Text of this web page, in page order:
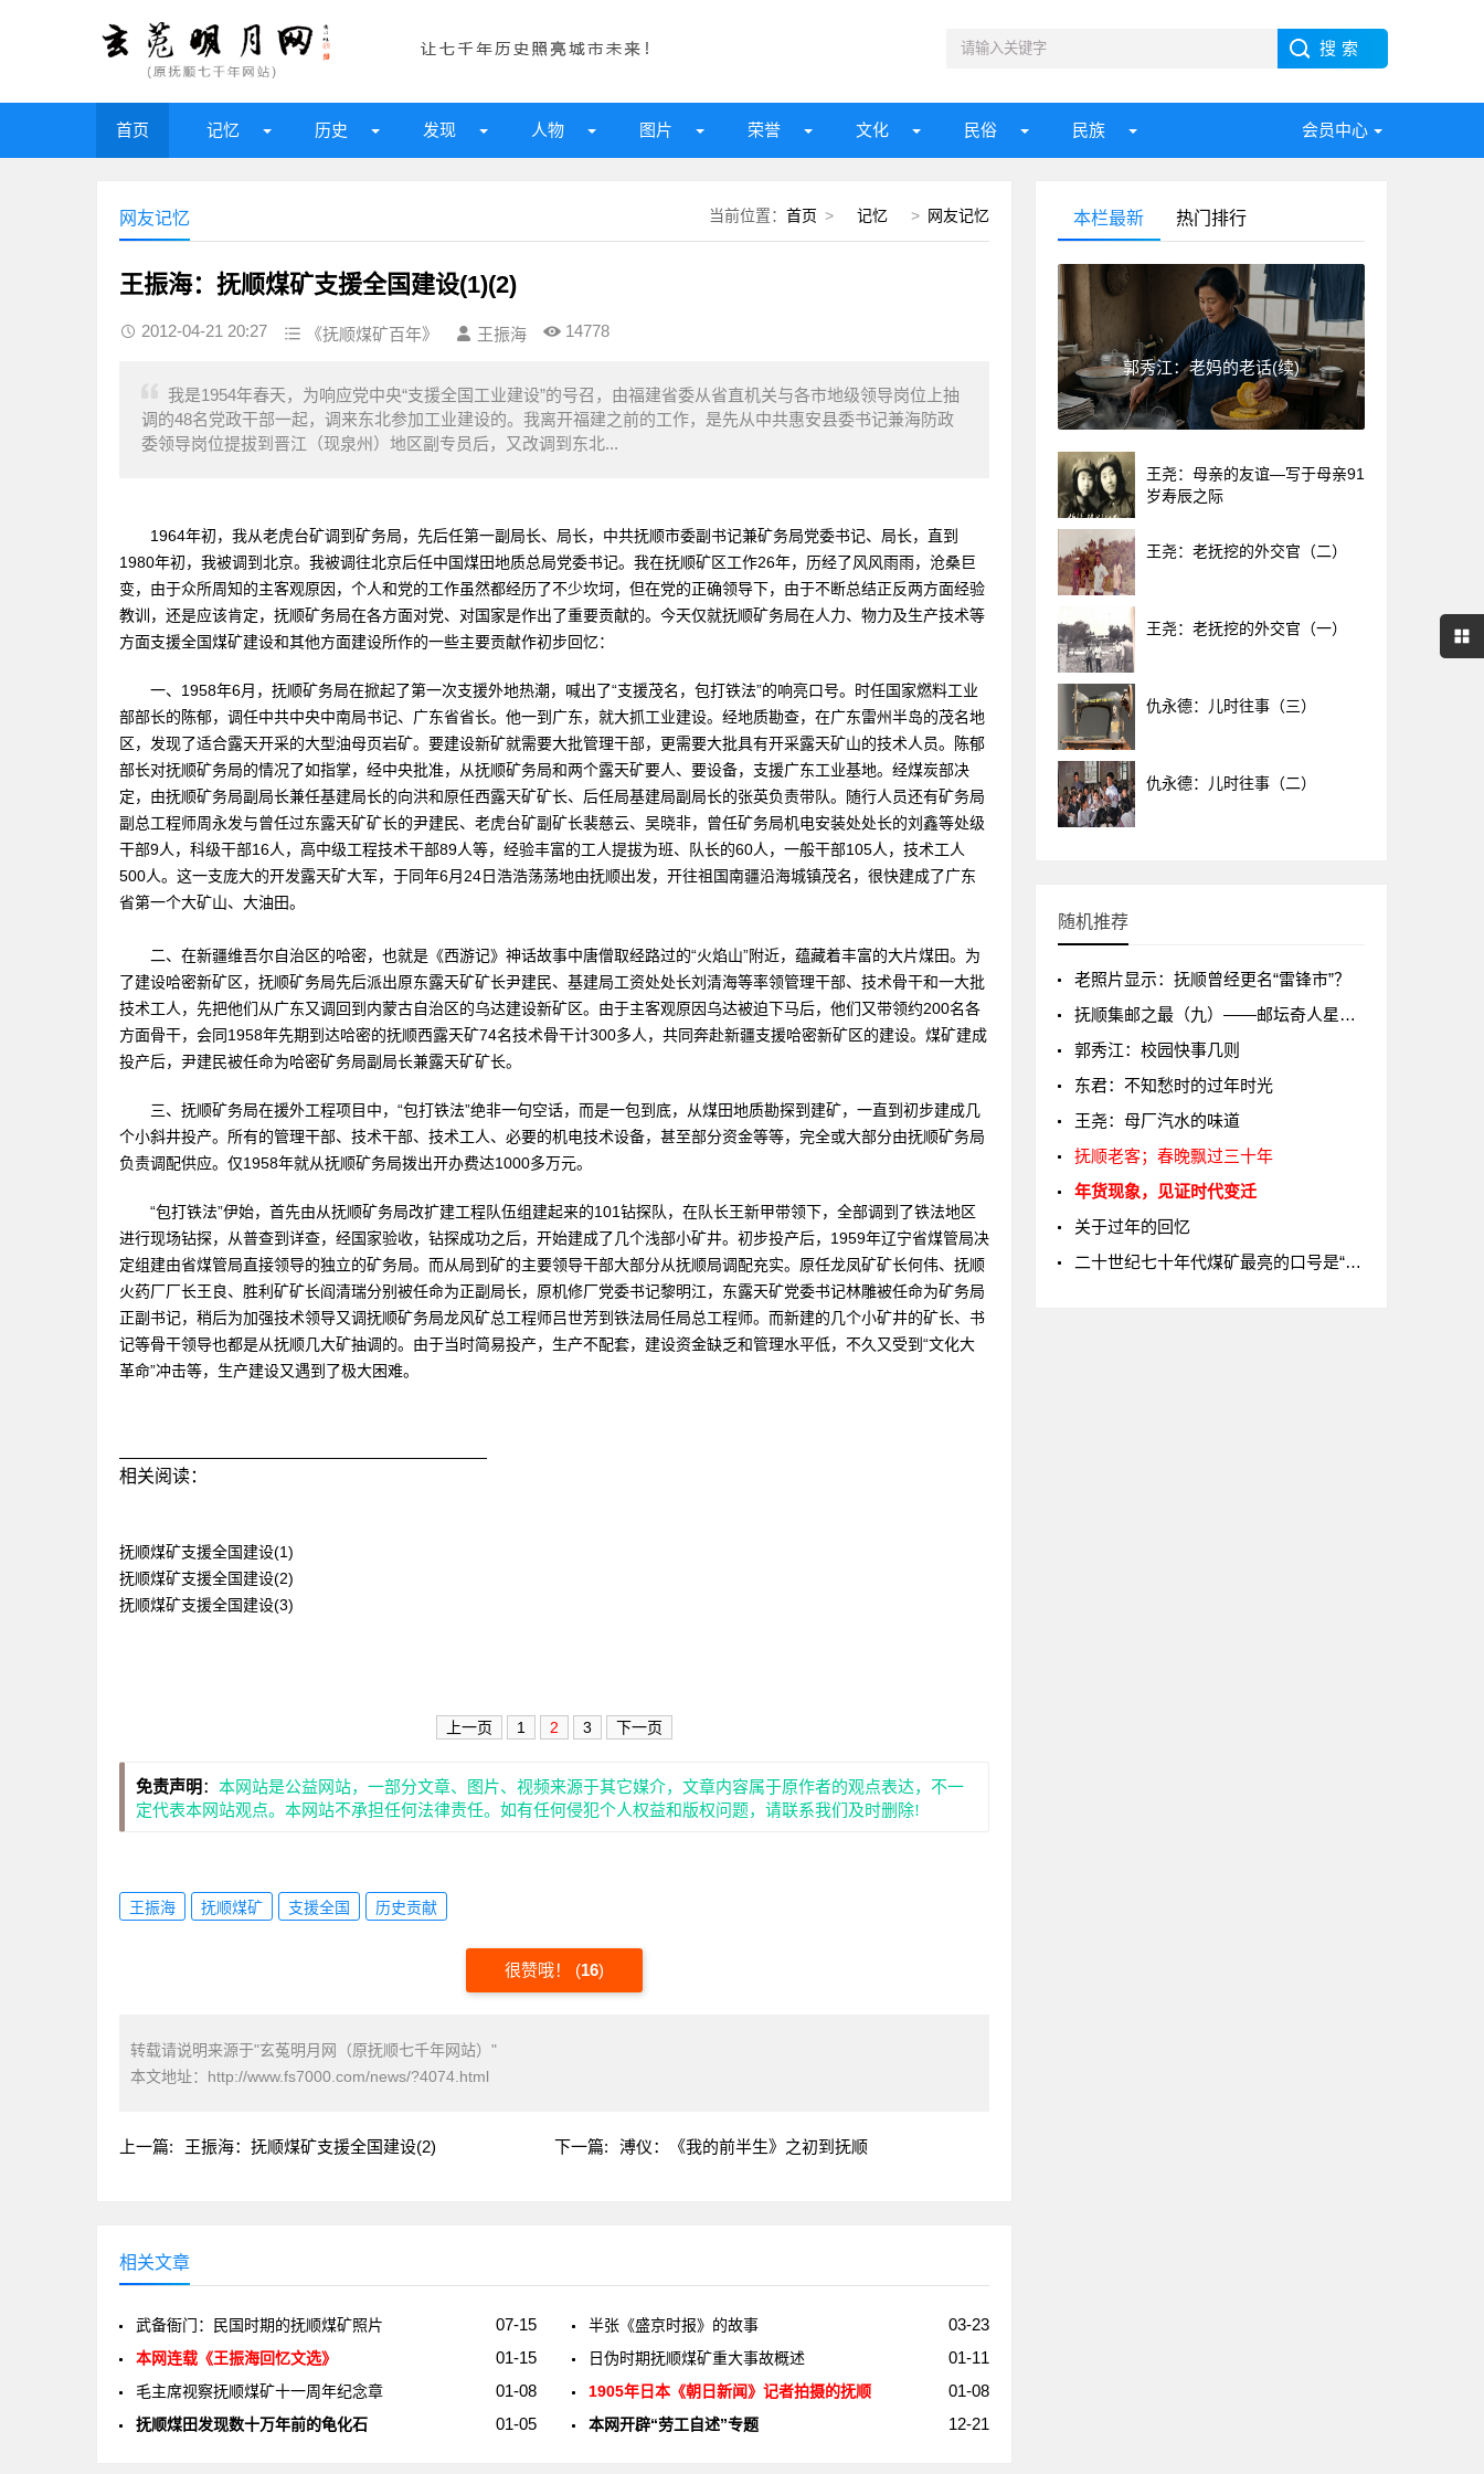
首页 记忆 历史 发现 人物 图片 荣誉 文化 民俗 民族 会员中心
当前位置： 首页 > 记忆 > 网友记忆
网友记忆
王振海：抚顺煤矿支援全国建设(1)(2)
2012-04-21 20:27 《抚顺煤矿百年》 王振海 14778
我是1954年春天，为响应党中央“支援全国工业建设”的号召，由福建省委从省直机关与各市地级领导岗位上抽
调的48名党政干部一起，调来东北参加工业建设的。我离开福建之前的工作，是先从中共惠安县委书记兼海防政
委领导岗位提拔到晋江（现泉州）地区副专员后，又改调到东北...
1964年初，我从老虎台矿调到矿务局，先后任第一副局长、局长，中共抚顺市委副书记兼矿务局党委书记、局长，直到
1980年初，我被调到北京。我被调往北京后任中国煤田地质总局党委书记。我在抚顺矿区工作26年，历经了风风雨雨，沧桑巨
变，由于众所周知的主客观原因，个人和党的工作虽然都经历了不少坎坷，但在党的正确领导下，由于不断总结正反两方面经验
教训，还是应该肯定，抚顺矿务局在各方面对党、对国家是作出了重要贡献的。今天仅就抚顺矿务局在人力、物力及生产技术等
方面支援全国煤矿建设和其他方面建设所作的一些主要贡献作初步回忆：
一、1958年6月，抚顺矿务局在掀起了第一次支援外地热潮，喊出了“支援茂名，包打铁法”的响亮口号。时任国家燃料工业
部部长的陈郁，调任中共中央中南局书记、广东省省长。他一到广东，就大抓工业建设。经地质勘查，在广东雷州半岛的茂名地
区，发现了适合露天开采的大型油母页岩矿。要建设新矿就需要大批管理干部，更需要大批具有开采露天矿山的技术人员。陈郁
部长对抚顺矿务局的情况了如指掌，经中央批准，从抚顺矿务局和两个露天矿要人、要设备，支援广东工业基地。经煤炭部决
定，由抚顺矿务局副局长兼任基建局长的向洪和原任西露天矿矿长、后任局基建局副局长的张英负责带队。随行人员还有矿务局
副总工程师周永发与曾任过东露天矿矿长的尹建民、老虎台矿副矿长裴慈云、吴晓非，曾任矿务局机电安装处处长的刘鑫等处级
干部9人，科级干部16人，高中级工程技术干部89人等，经验丰富的工人提拔为班、队长的60人，一般干部105人，技术工人
500人。这一支庞大的开发露天矿大军，于同年6月24日浩浩荡荡地由抚顺出发，开往祖国南疆沿海城镇茂名，很快建成了广东
省第一个大矿山、大油田。
二、在新疆维吾尔自治区的哈密，也就是《西游记》神话故事中唐僧取经路过的“火焰山”附近，蕴藏着丰富的大片煤田。为
了建设哈密新矿区，抚顺矿务局先后派出原东露天矿矿长尹建民、基建局工资处处长刘清海等率领管理干部、技术骨干和一大批
技术工人，先把他们从广东又调回到内蒙古自治区的乌达建设新矿区。由于主客观原因乌达被迫下马后，他们又带领约200名各
方面骨干，会同1958年先期到达哈密的抚顺西露天矿74名技术骨干计300多人，共同奔赴新疆支援哈密新矿区的建设。煤矿建成
投产后，尹建民被任命为哈密矿务局副局长兼露天矿矿长。
三、抚顺矿务局在援外工程项目中，“包打铁法”绝非一句空话，而是一包到底，从煤田地质勘探到建矿，一直到初步建成几
个小斜井投产。所有的管理干部、技术干部、技术工人、必要的机电技术设备，甚至部分资金等等，完全或大部分由抚顺矿务局
负责调配供应。仅1958年就从抚顺矿务局拨出开办费达1000多万元。
“包打铁法”伊始，首先由从抚顺矿务局改扩建工程队伍组建起来的101钻探队，在队长王新甲带领下，全部调到了铁法地区
进行现场钻探，从普查到详查，经国家验收，钻探成功之后，开始建成了几个浅部小矿井。初步投产后，1959年辽宁省煤管局决
定组建由省煤管局直接领导的独立的矿务局。而从局到矿的主要领导干部大部分从抚顺局调配充实。原任龙凤矿矿长何伟、抚顺
火药厂厂长王良、胜利矿矿长阎清瑞分别被任命为正副局长，原机修厂党委书记黎明江，东露天矿党委书记林雕被任命为矿务局
正副书记，稍后为加强技术领导又调抚顺矿务局龙风矿总工程师吕世芳到铁法局任局总工程师。而新建的几个小矿井的矿长、书
记等骨干领导也都是从抚顺几大矿抽调的。由于当时简易投产，生产不配套，建设资金缺乏和管理水平低，不久又受到“文化大
革命”冲击等，生产建设又遇到了极大困难。
相关阅读：
抚顺煤矿支援全国建设(1)
抚顺煤矿支援全国建设(2)
抚顺煤矿支援全国建设(3)
上一页 1 2 3 下一页
免责声明 ： 本网站是公益网站，一部分文章、图片、视频来源于其它媒介，文章内容属于原作者的观点表达，不一
定代表本网站观点。本网站不承担任何法律责任。如有任何侵犯个人权益和版权问题，请联系我们及时删除!
王振海 抚顺煤矿 支援全国 历史贡献
很赞哦！ (16)
转载请说明来源于"玄菟明月网（原抚顺七千年网站）"
本文地址： http://www.fs7000.com/news/?4074.html
上一篇: 王振海：抚顺煤矿支援全国建设(2) 下一篇: 溥仪：《我的前半生》之初到抚顺
相关文章
07-15
武备衙门：民国时期的抚顺煤矿照片 03-23
半张《盛京时报》的故事
01-15
本网连载《王振海回忆文选》 01-11
日伪时期抚顺煤矿重大事故概述
01-08
毛主席视察抚顺煤矿十一周年纪念章 01-08
1905年日本《朝日新闻》记者拍摄的抚顺
01-05
抚顺煤田发现数十万年前的龟化石 12-21
本网开辟“劳工自述”专题
本栏最新 热门排行
郭秀江：老妈的老话(续)
王尧：母亲的友谊—写于母亲91
岁寿辰之际
王尧：老抚挖的外交官（二）
王尧：老抚挖的外交官（一）
仇永德：儿时往事（三）
仇永德：儿时往事（二）
随机推荐
老照片显示：抚顺曾经更名“雷锋市”？
抚顺集邮之最（九）——邮坛奇人星光灿烂
郭秀江：校园快事几则
东君：不知愁时的过年时光
王尧：母厂汽水的味道
抚顺老客；春晚飘过三十年
年货现象，见证时代变迁
关于过年的回忆
二十世纪七十年代煤矿最亮的口号是“大干”